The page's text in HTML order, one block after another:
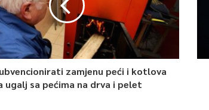
zamjenu peći i kotlova
ugalj sa pećima na drva i pelet